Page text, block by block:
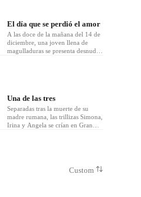
El día que se perdió el amor
A las doce de la mañana del 14 de
diciembre, una joven llena de
magulladuras se presenta desnuda
descubrir qué oculta la joven y su
conexión con otr
Una de las tres
Separadas tras la muerte de su
madre rumana, las trillizas Simona,
Irina y Angela se crían en Gran
que se desvanece entre sus dedos
sin que logren darle sentido. Por es
Custom